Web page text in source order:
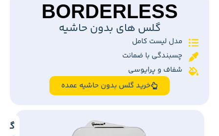
BORDERLESS
گلس های بدون حاشیه
مدل لیست کامل
چسبندگی با ضمانت
شفاف و پرایوسی
خرید گلس بدون حاشیه عمده
گ